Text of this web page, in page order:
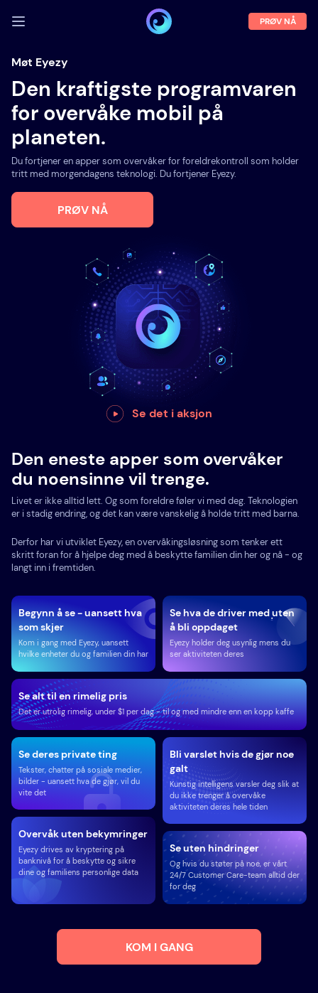
LOGG INN
Demo
Egenskaper
Om oss
Blogg
PRØV NÅ
Møt Eyezy
Den kraftigste programvaren
for overvåke mobil på
planeten.
Du fortjener en apper som overvåker for foreldrekontroll som holder
tritt med morgendagens teknologi. Du fortjener Eyezy.
PRØV NÅ
Se det i aksjon
Den eneste apper som overvåker
du noensinne vil trenge.
Livet er ikke alltid lett. Og som foreldre føler vi med deg. Teknologien
er i stadig endring, og det kan være vanskelig å holde tritt med barna.
Derfor har vi utviklet Eyezy, en overvåkingsløsning som tenker ett
skritt foran for å hjelpe deg med å beskytte familien din her og nå - og
langt inn i fremtiden.
Begynn å se - uansett hva
som skjer
Kom i gang med Eyezy, uansett
hvilke enheter du og familien din har
Se hva de driver med uten
å bli oppdaget
Eyezy holder deg usynlig mens du
ser aktiviteten deres
Overvåk uten bekymringer
Eyezy drives av kryptering på
banknivå for å beskytte og sikre
dine og familiens personlige data
Se deres private ting
Tekster, chatter på sosiale medier,
bilder - uansett hva de gjør, vil du
vite det
Se alt til en rimelig pris
Det er utrolig rimelig, under $1 per dag - til og med mindre enn en kopp kaffe
Bli varslet hvis de gjør noe
galt
Kunstig intelligens varsler deg slik at
du ikke trenger å overvåke
aktiviteten deres hele tiden
Se uten hindringer
Og hvis du støter på noe, er vårt
24/7 Customer Care-team alltid der
for deg
KOM I GANG